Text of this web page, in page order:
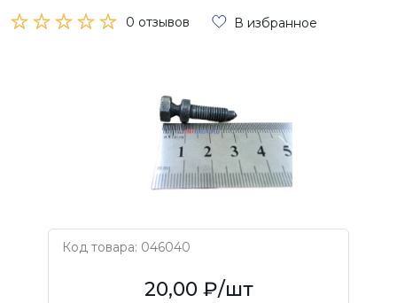
0 отзывов В избранное
Код товара: 046040
Нет бренда20,00 ₽/шт